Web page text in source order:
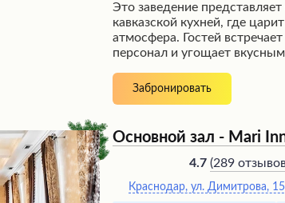
Это заведение
кавказской кухней, где
атмосфера. Гостей
персонал и угощает
выполнен в современном
деревянной отделки,
здесь можно провести
семейные мероприятия
включая выступления
Банкетные менеджеры
торжество, подобрать меню
Забронировать
Основной зал - Mari
4.7 (289
Краснодар, ул. Димитрова,